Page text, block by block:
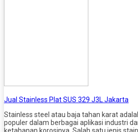
Jual Stainless Plat SUS 329 J3L Jakarta
Stainless steel atau baja tahan karat
populer dalam berbagai aplikasi industri
ketahanan korosinya. Salah satu jenis